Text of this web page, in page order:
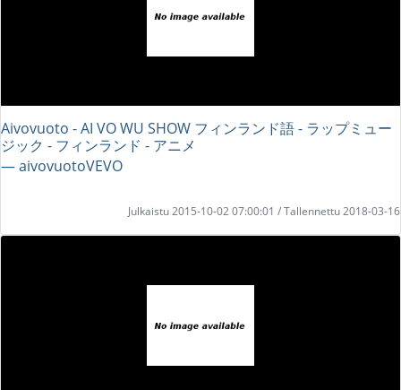
Aivovuoto - AI VO WU SHOW フィンランド語 - ラップミュー
ジック - フィンランド - アニメ
― aivovuotoVEVO
Julkaistu 2015-10-02 07:00:01 / Tallennettu 2018-03-16